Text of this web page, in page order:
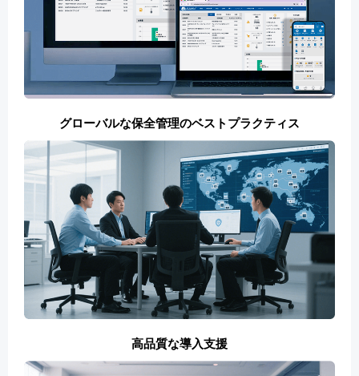
グローバルな保全管理のベストプラクティス
高品質な導入支援